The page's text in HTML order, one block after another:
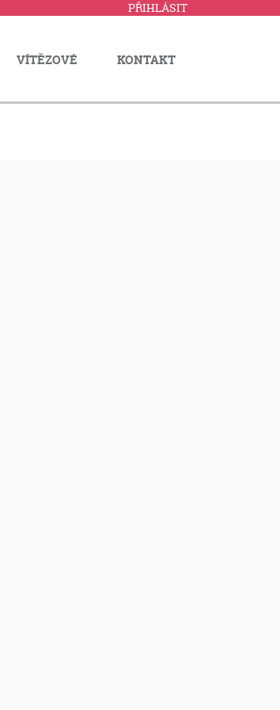
PŘIHLÁSIT
VÍTĚZOVÉ KONTAKT